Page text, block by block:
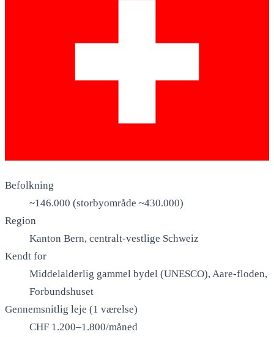
Befolkning
~146.000 (storbyområde ~430.000)
Region
Kanton Bern, centralt-vestlige Schweiz
Kendt for
Middelalderlig gammel bydel (UNESCO), Aare-floden,
Forbundshuset
Gennemsnitlig leje (1 værelse)
CHF 1.200–1.800/måned